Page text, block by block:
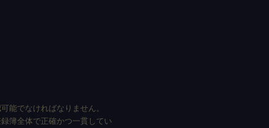
能でなければなりません。
簿全体で正確かつ一貫してい